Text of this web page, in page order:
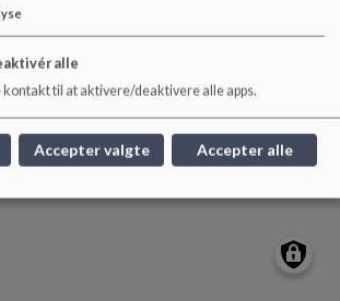
alle
kontakt til at aktivere/deaktivere alle apps.
Accepter valgte Accepter alle